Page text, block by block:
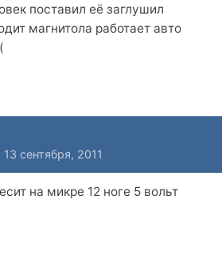
поставил её заглушил
магнитола работает авто
13 сентября, 2011
на микре 12 ноге 5 вольт